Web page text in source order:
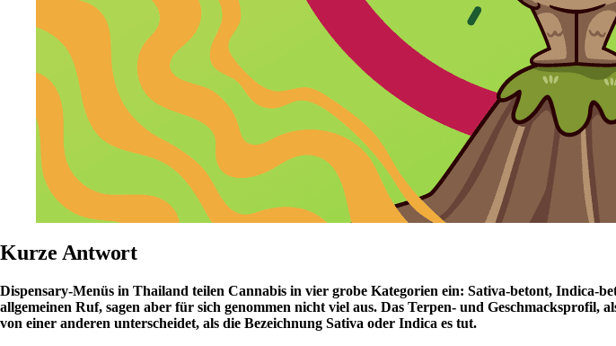
Kurze Antwort
Dispensary-Menüs in Thailand teilen Cannabis in vier grobe Kategorien ein: Sativa-betont, Indica-
allgemeinen Ruf, sagen aber für sich genommen nicht viel aus. Das Terpen- und
von einer anderen unterscheidet, als die Bezeichnung Sativa oder Indica es tut.